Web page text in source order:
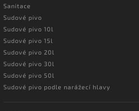
Sanitace
Sudové pivo
Sudové pivo 10l
Sudové pivo 15l
Sudové pivo 20l
Sudové pivo 30l
Sudové pivo 50l
Sudové pivo podle narážecí hlavy